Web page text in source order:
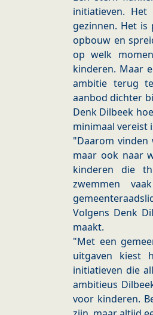
initiatieven.
gezinnen. Het
opbouw en
op welk
kinderen. Maar
ambitie terug
aanbod dichter
Denk Dilbeek
minimaal vereist
"Daarom
maar ook naar
kinderen die
zwemmen
Volgens Denk
maakt.
"Met een
uitgaven kiest
initiatieven die
ambitieus
voor kinderen.